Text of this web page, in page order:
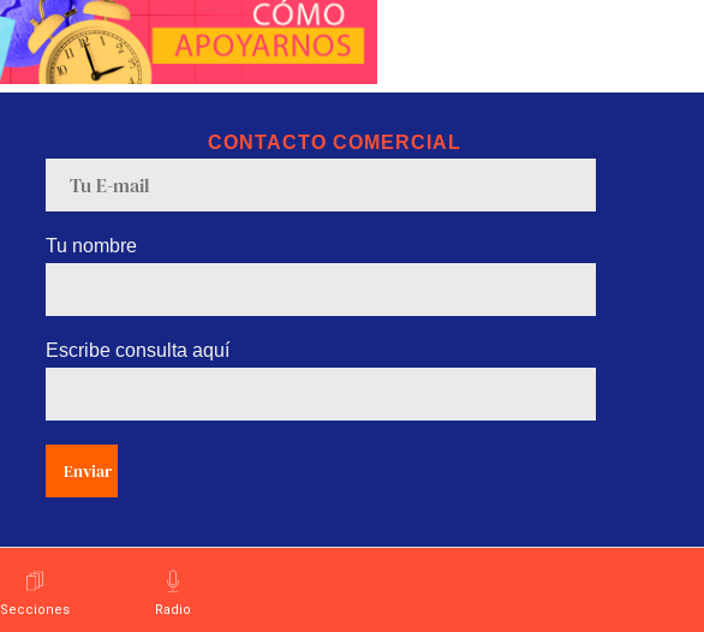
Tu nombre
Escribe consulta aquí
Enviar
CONTACTO COMERCIAL
Secciones Radio